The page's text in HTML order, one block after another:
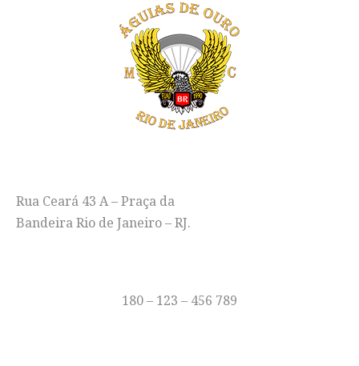
Rua Ceará 43 A – Praça da
Bandeira Rio de Janeiro – RJ.
180 – 123 – 456 789